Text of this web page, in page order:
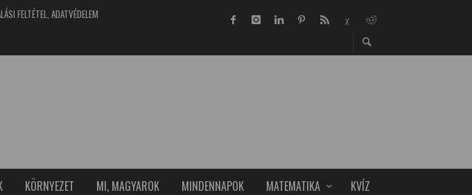
FELTÉTEL, ADATVÉDELEM
KÖRNYEZET MI, MAGYAROK MINDENNAPOK MATEMATIKA KVÍZ